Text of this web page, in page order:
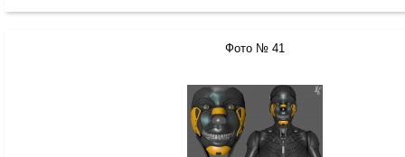
Фото № 41